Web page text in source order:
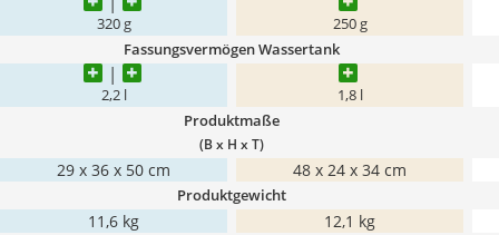
320 g 250 g
Fassungsvermögen Wassertank
2,2 l 1,8 l
Produktmaße
(B x H x T)
29 x 36 x 50 cm 48 x 24 x 34 cm
Produktgewicht
11,6 kg 12,1 kg